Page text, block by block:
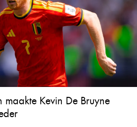
maakte Kevin De Bruyne